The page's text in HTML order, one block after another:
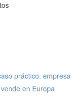
práctico: empresa
en Europa